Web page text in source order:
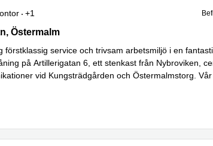
+1
Östermalm
Östermalm
förstklassig service och trivsam arbetsmiljö i en
på Artillerigatan 6, ett stenkast från Nybroviken,
vid Kungsträdgården och Östermalmstorg.